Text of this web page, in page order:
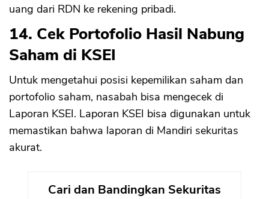
uang dari RDN ke rekening pribadi.
14. Cek Portofolio Hasil Nabung
Saham di KSEI
Untuk mengetahui posisi kepemilikan saham dan
portofolio saham, nasabah bisa mengecek di
Laporan KSEI. Laporan KSEI bisa digunakan untuk
memastikan bahwa laporan di Mandiri sekuritas
akurat.
Cari dan Bandingkan Sekuritas